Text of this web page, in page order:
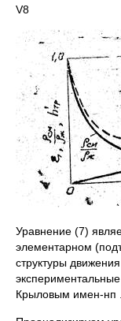
V8
Уравнение (7)
элементарном
струк­туры
Крыловым имен-нп